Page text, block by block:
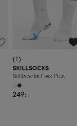
(1)
SKILLSOCKS
Skillsocks Flex Plus
249:-